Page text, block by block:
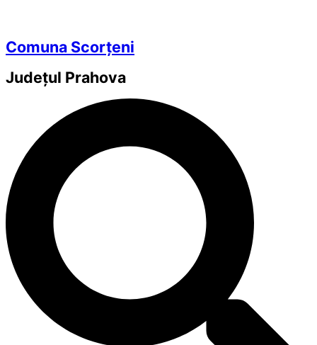
Comuna Scorțeni
Județul Prahova